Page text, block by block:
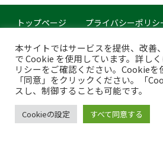
トップページ
プライバシーポリシ
このサイトについて
Copyright © Japan Organics Recycling
本サイトではサービスを提供、改善
で Cookie を使用しています。詳し
リシーをご確認ください。Cookieを
「同意」をクリックください。「
スし、制御することも可能です。
Cookieの設定 すべて同意する